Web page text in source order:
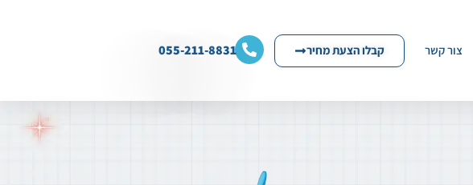
צור קשר קבלו הצעת מחיר 055-211-8831